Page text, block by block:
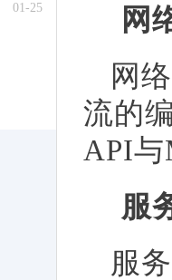
01-25
网
网
流的
API
服
服